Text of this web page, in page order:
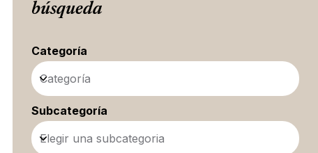
búsqueda
Categoría
Categoría
Subcategoría
Elegir una subcategoria